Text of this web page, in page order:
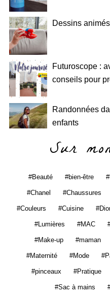
Dessins
Futuroscope :
conseils pour
Randonnées
enfants
Sur
Beauté bien-être
Chanel Chaussures
Couleurs Cuisine
Lumières MAC
Make-up maman
Maternité Mode
pinceaux Pratique
Sac à mains